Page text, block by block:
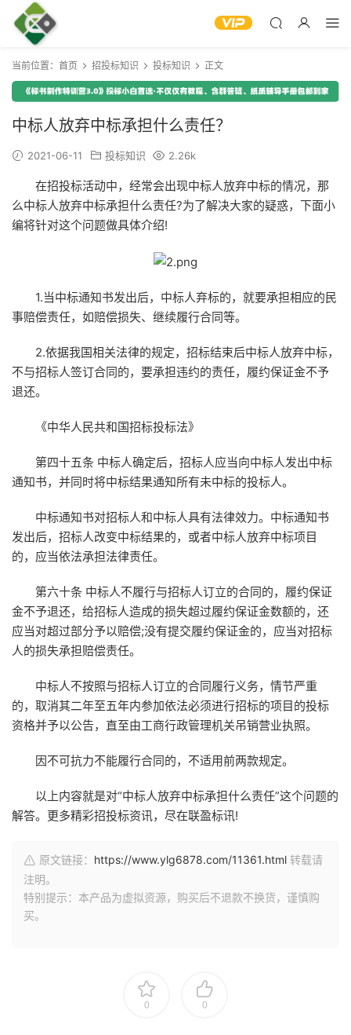
当前位置： 首页 招投标知识 投标知识 正文
中标人放弃中标承担什么责任？
2021-06-11 投标知识 2.26k
在招投标活动中，经常会出现中标人放弃中标的情况，那
么中标人放弃中标承担什么责任?为了解决大家的疑惑，下面小
编将针对这个问题做具体介绍!
1.当中标通知书发出后，中标人弃标的，就要承担相应的民
事赔偿责任，如赔偿损失、继续履行合同等。
2.依据我国相关法律的规定，招标结束后中标人放弃中标，
不与招标人签订合同的，要承担违约的责任，履约保证金不予
退还。
《中华人民共和国招标投标法》
第四十五条 中标人确定后，招标人应当向中标人发出中标
通知书，并同时将中标结果通知所有未中标的投标人。
中标通知书对招标人和中标人具有法律效力。中标通知书
发出后，招标人改变中标结果的，或者中标人放弃中标项目
的，应当依法承担法律责任。
第六十条 中标人不履行与招标人订立的合同的，履约保证
金不予退还，给招标人造成的损失超过履约保证金数额的，还
应当对超过部分予以赔偿;没有提交履约保证金的，应当对招标
人的损失承担赔偿责任。
中标人不按照与招标人订立的合同履行义务，情节严重
的，取消其二年至五年内参加依法必须进行招标的项目的投标
资格并予以公告，直至由工商行政管理机关吊销营业执照。
因不可抗力不能履行合同的，不适用前两款规定。
以上内容就是对“中标人放弃中标承担什么责任”这个问题的
解答。更多精彩招投标资讯，尽在联盈标讯!
原文链接： https://www.ylg6878.com/11361.html 转载请
注明。
特别提示：本产品为虚拟资源，购买后不退款不换货，谨慎购
买。
0 0